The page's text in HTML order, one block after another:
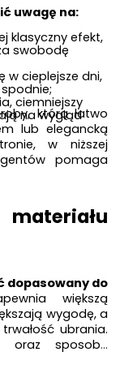
uwagę na:
klasyczny efekt,
swobodę
w cieplejsze dni,
ciemniejszy
na wygląd
którą łatwo
lub elegancką
w niższej
pomaga
dopasowany do
większą
wygodę, a
ubrania.
oraz sposobu